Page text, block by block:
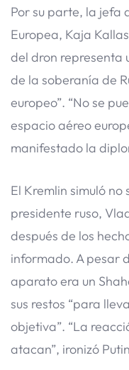
Por su parte, la jefa
Europea, Kaja
del dron representa
de la soberanía de
europeo”. “No se
espacio aéreo
manifestado la
El Kremlin simuló
presidente ruso,
después de los
informado. A pesar
aparato era un
sus restos “para
objetiva”. “La
atacan”, ironizó